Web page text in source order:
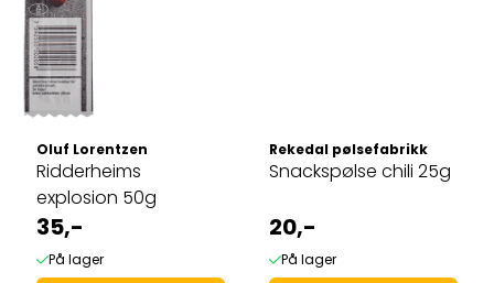
Oluf Lorentzen
Ridderheims
explosion 50g
35,-
På lager
Rekedal pølsefabrikk
Snackspølse chili 25g
20,-
På lager